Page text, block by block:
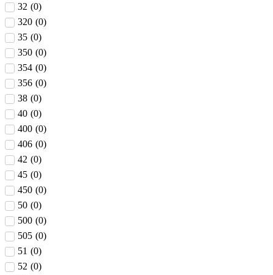
32 (0)
320 (0)
35 (0)
350 (0)
354 (0)
356 (0)
38 (0)
40 (0)
400 (0)
406 (0)
42 (0)
45 (0)
450 (0)
50 (0)
500 (0)
505 (0)
51 (0)
52 (0)